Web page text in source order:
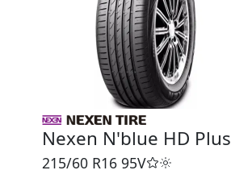
Nexen N'blue HD Plus
215/60 R16 95V